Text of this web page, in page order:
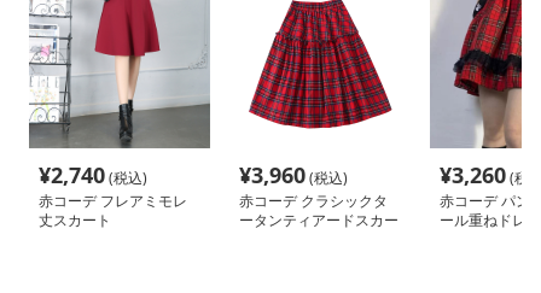
¥2,740(税込)
赤コーデ フレアミモレ
丈スカート
¥3,960(税込)
赤コーデ クラシックタ
ータンティアードスカー
¥3,260(税
赤コーデ パン
ール重ねドレ